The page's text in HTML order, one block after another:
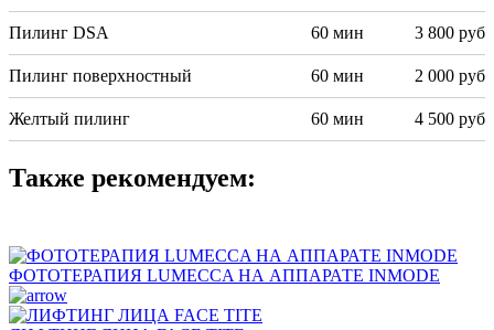
Пилинг DSA 60 мин 3 800 руб
Пилинг поверхностный 60 мин 2 000 руб
Желтый пилинг 60 мин 4 500 руб
Также рекомендуем:
ФОТОТЕРАПИЯ LUMECCA НА АППАРАТЕ INMODE